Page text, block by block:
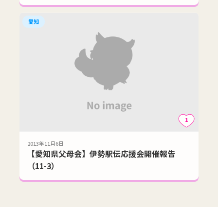
愛知
1
2013年11月6日
【愛知県父母会】伊勢駅伝応援会開催報告
（11-3）